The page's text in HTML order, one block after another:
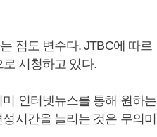
점도 변수다. JTBC에 따르
시청하고 있다.
인터넷뉴스를 통해 원하는
시간을 늘리는 것은 무의미